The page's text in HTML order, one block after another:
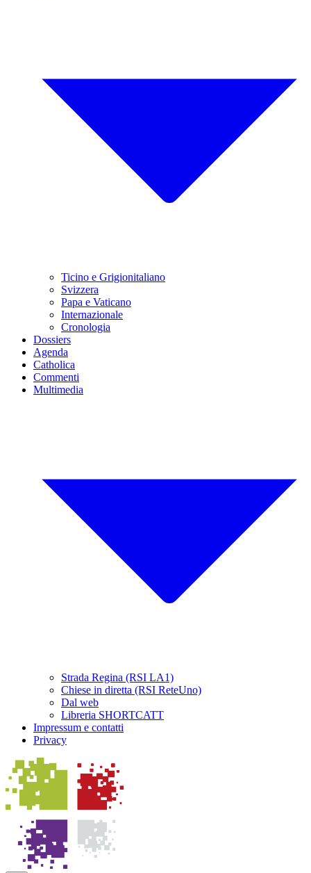
Ticino e Grigionitaliano
Svizzera
Papa e Vaticano
Internazionale
Cronologia
Dossiers
Agenda
Catholica
Commenti
Multimedia
Strada Regina (RSI LA1)
Chiese in diretta (RSI ReteUno)
Dal web
Libreria SHORTCATT
Impressum e contatti
Privacy